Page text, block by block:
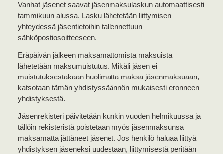
Vanhat jäsenet saavat jäsenmaksulaskun automaattisesti
tammikuun alussa. Lasku lähetetään liittymisen
yhteydessä jäsentietoihin tallennettuun
sähköpostiosoitteeseen.
Eräpäivän jälkeen maksamattomista maksuista
lähetetään maksumuistutus. Mikäli jäsen ei
muistutuksestakaan huolimatta maksa jäsenmaksuaan,
katsotaan tämän yhdistyssäännön mukaisesti eronneen
yhdistyksestä.
Jäsenrekisteri päivitetään kunkin vuoden helmikuussa ja
tällöin rekisteristä poistetaan myös jäsenmaksunsa
maksamatta jättäneet jäsenet. Jos henkilö haluaa liittyä
yhdistyksen jäseneksi uudestaan, liittymisestä peritään